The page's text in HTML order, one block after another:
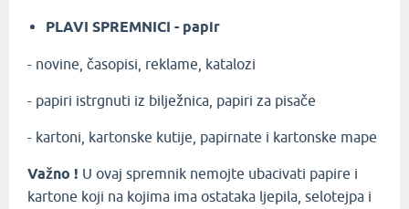
PLAVI SPREMNICI - papir
- novine, časopisi, reklame, katalozi
- papiri istrgnuti iz bilježnica, papiri za pisače
- kartoni, kartonske kutije, papirnate i kartonske mape
Važno ! U ovaj spremnik nemojte ubacivati papire i
kartone koji na kojima ima ostataka ljepila, selotejpa i